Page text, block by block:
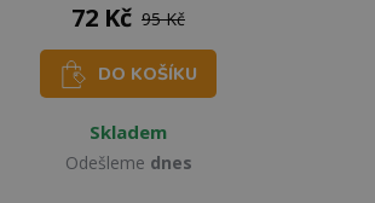
72 Kč 95 Kč
DO KOŠÍKU
Skladem
Odešleme dnes